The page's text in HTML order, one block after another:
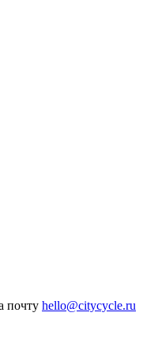
почту hello@citycycle.ru